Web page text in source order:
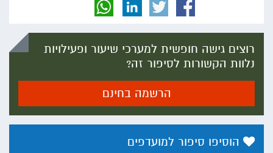
רוצים גישה חופשית למערכי שיעור ופעילויות
נלוות הקשורות לסיפור זה?
הרשמה בחינם
הוסיפו סיפור למועדפים